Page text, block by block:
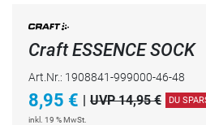
Craft ESSENCE SOCK
Art.Nr.: 1908841-999000-46-48
8,95 € | UVP 14,95 € DU
inkl. 19 % MwSt.